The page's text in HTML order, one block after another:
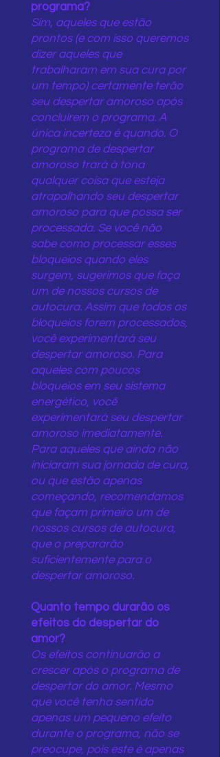
programa?
Sim, aqueles que estão
prontos (e com isso queremos
dizer aqueles que
trabalharam em sua cura por
um tempo) certamente terão
seu despertar amoroso após
concluírem o programa. A
única incerteza é quando. O
programa de despertar
amoroso trará à tona
qualquer coisa que esteja
atrapalhando seu despertar
amoroso para que possa ser
processada. Se você não
sabe como processar esses
bloqueios quando eles
surgem, sugerimos que faça
um de nossos cursos de
autocura. Assim que todos os
bloqueios forem processados,
você experimentará seu
despertar amoroso. Para
aqueles com poucos
bloqueios em seu sistema
energético, você
experimentará seu despertar
amoroso imediatamente.
Para aqueles que ainda não
iniciaram sua jornada de cura,
ou que estão apenas
começando, recomendamos
que façam primeiro um de
nossos cursos de autocura,
que o prepararão
suficientemente para o
despertar amoroso.
Quanto tempo durarão os
efeitos do despertar do
amor?
Os efeitos continuarão a
crescer após o programa de
despertar do amor. Mesmo
que você tenha sentido
apenas um pequeno efeito
durante o programa, não se
preocupe, pois este é apenas